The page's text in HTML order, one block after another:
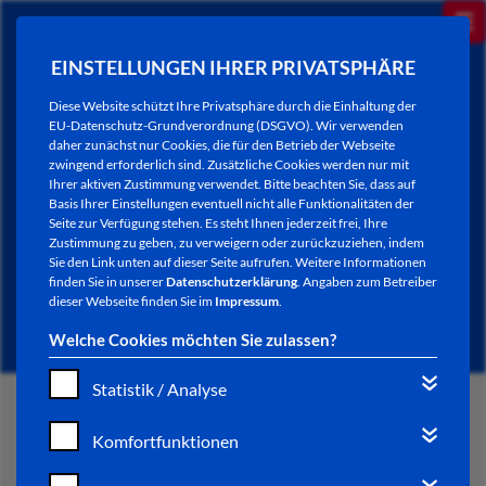
EINSTELLUNGEN IHRER PRIVATSPHÄRE
Diese Website schützt Ihre Privatsphäre durch die Einhaltung der
EU-Datenschutz-Grundverordnung (DSGVO). Wir verwenden
daher zunächst nur Cookies, die für den Betrieb der Webseite
zwingend erforderlich sind. Zusätzliche Cookies werden nur mit
Ihrer aktiven Zustimmung verwendet. Bitte beachten Sie, dass auf
Basis Ihrer Einstellungen eventuell nicht alle Funktionalitäten der
Seite zur Verfügung stehen. Es steht Ihnen jederzeit frei, Ihre
Zustimmung zu geben, zu verweigern oder zurückzuziehen, indem
Sie den Link unten auf dieser Seite aufrufen. Weitere Informationen
finden Sie in unsererDatenschutzerklärung. Angaben zum Betreiber
dieser Webseite finden Sie im Impressum.
Welche Cookies möchten Sie zulassen?
Statistik / Analyse
Komfortfunktionen
AKTUELLES
START